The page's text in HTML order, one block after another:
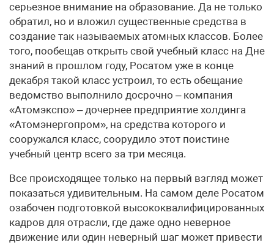
серьезное внимание на образование. Да не только
обратил, но и вложил существенные средства в
создание так называемых атомных классов. Более
того, пообещав открыть свой учебный класс на Дне
знаний в прошлом году, Росатом уже в конце
декабря такой класс устроил, то есть обещание
ведомство выполнило досрочно – компания
«Атомэкспо» – дочернее предприятие холдинга
«Атомэнергопром», на средства которого и
сооружался класс, соорудило этот поистине
учебный центр всего за три месяца.
Все происходящее только на первый взгляд может
показаться удивительным. На самом деле Росатом
озабочен подготовкой высококвалифицированных
кадров для отрасли, где даже одно неверное
движение или один неверный шаг может привести